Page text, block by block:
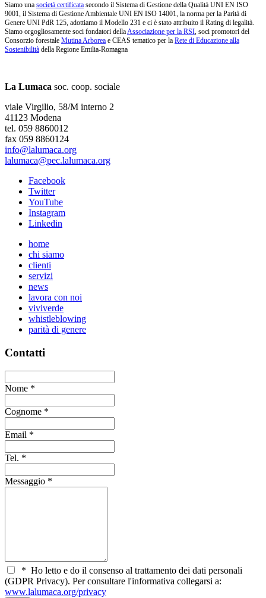
Siamo una società certificata secondo il Sistema di Gestione della Qualità UNI EN ISO
9001, il Sistema di Gestione Ambientale UNI EN ISO 14001, la norma per la Parità di
Genere UNI PdR 125, adottiamo il Modello 231 e ci è stato attribuito il Rating di legalità.
Siamo orgogliosamente soci fondatori dellaAssociazione per la RSI, soci promotori del
Consorzio forestale Mutina Arborea e CEAS tematico per la Rete di Educazione alla
Sostenibilità della Regione Emilia-Romagna
La Lumaca soc. coop. sociale
viale Virgilio, 58/M interno 2
41123 Modena
tel. 059 8860012
fax 059 8860124
info@lalumaca.org
lalumaca@pec.lalumaca.org
Facebook
Twitter
YouTube
Instagram
Linkedin
home
chi siamo
clienti
servizi
news
lavora con noi
viviverde
whistleblowing
parità di genere
Contatti
Nome *
Cognome *
Email *
Tel. *
Messaggio *
* Ho letto e do il consenso al trattamento dei dati personali
(GDPR Privacy). Per consultare l'informativa collegarsi a:
www.lalumaca.org/privacy